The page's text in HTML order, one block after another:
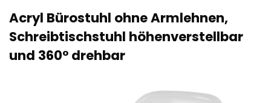
Acryl Bürostuhl ohne Armlehnen,
Schreibtischstuhl höhenverstellbar
und 360° drehbar